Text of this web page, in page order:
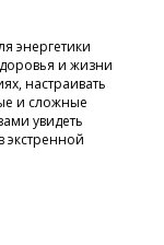
энергетики
и жизни
настраивать
и сложные
увидеть
экстренной